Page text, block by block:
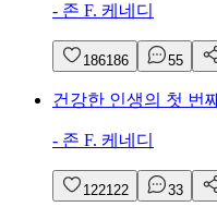
- 존 F. 케네디
186186 55
건강한 인생의 첫 번
- 존 F. 케네디
122122 33